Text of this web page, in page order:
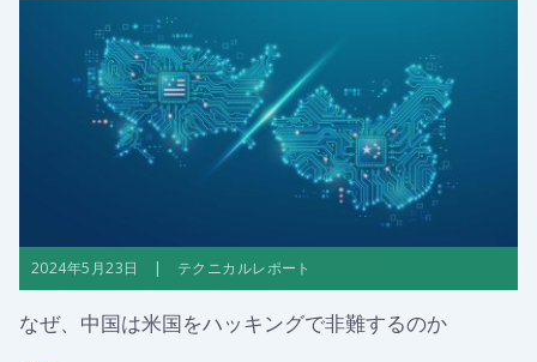
2024年5月23日 | テクニカルレポート
なぜ、中国は米国をハッキングで非難するのか